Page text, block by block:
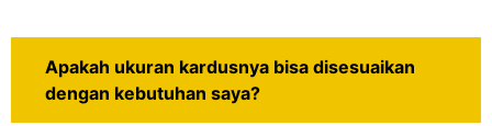
Apakah ukuran kardusnya bisa disesuaikan
dengan kebutuhan saya?